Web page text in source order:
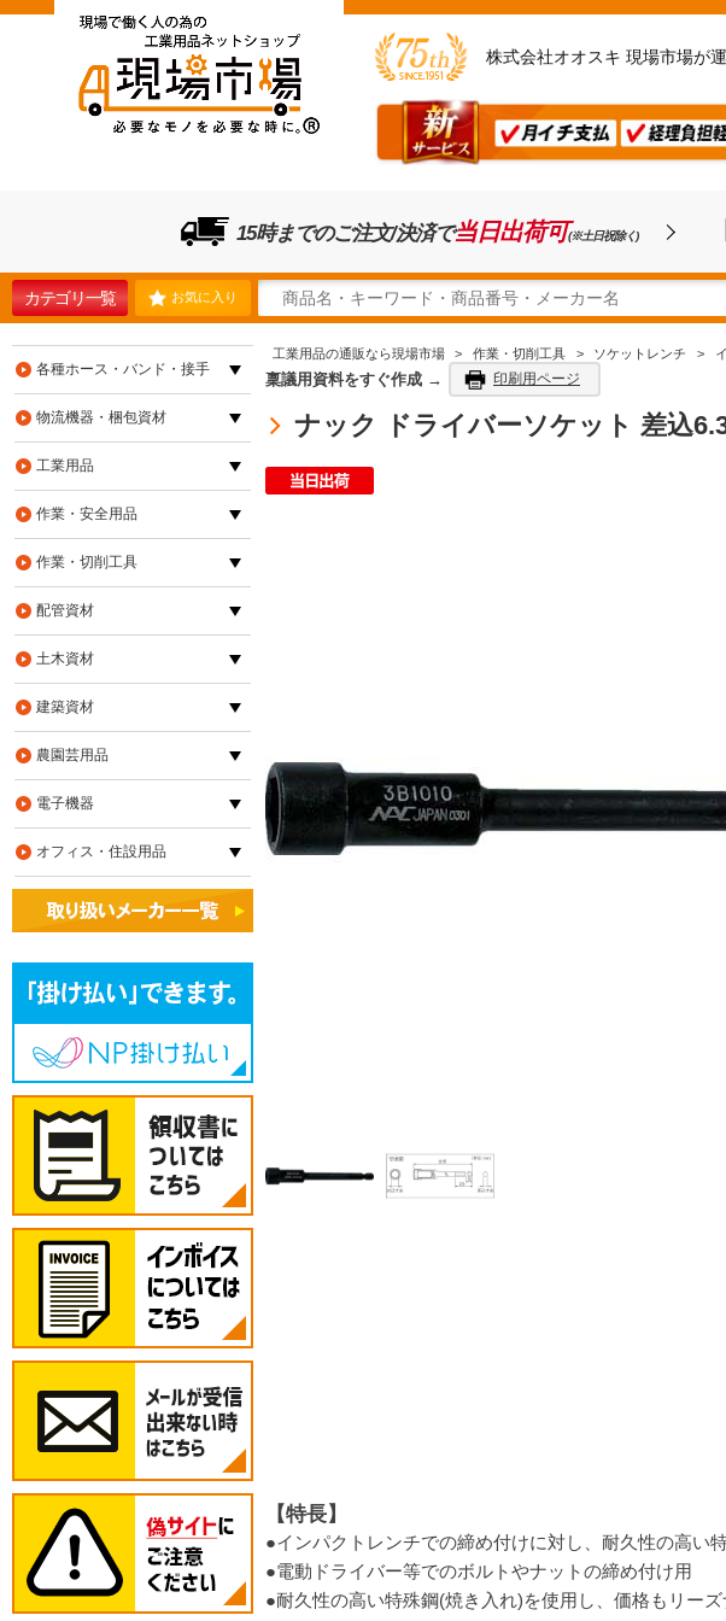
株式会社オオスキ 現場市場が
15時までのご注文/決済で当日出荷可(※土日祝除く)
カテゴリ一覧 お気に入り
工業用品の通販なら現場市場 > 作業・切削工具 > ソケットレンチ >
稟議用資料をすぐ作成 → 印刷用ページ
ナック ドライバーソケット 差込
【特長】
●インパクトレンチでの締め付けに対し、耐久性の高い
●電動ドライバー等でのボルトやナットの締め付け用
●耐久性の高い特殊鋼(焼き入れ)を使用し、価格もリーズ
各種ホース・バンド・接手
物流機器・梱包資材
工業用品
作業・安全用品
作業・切削工具
配管資材
土木資材
建築資材
農園芸用品
電子機器
オフィス・住設用品